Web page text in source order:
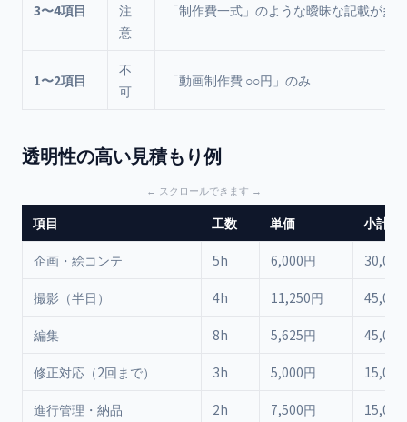
3〜4項目
注
意
「制作費一式」のような曖昧な記載が多い
1〜2項目
不
可
「動画制作費 ○○円」のみ
透明性の高い見積もり例
項目 工数 単価 小計
企画・絵コンテ 5h 6,000円
撮影（半日） 4h 11,250円
編集 8h 5,625円
修正対応（2回まで） 3h 5,000円
進行管理・納品 2h 7,500円